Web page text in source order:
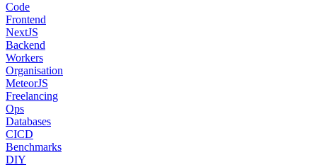
Code
Frontend
NextJS
Backend
Workers
Organisation
MeteorJS
Freelancing
Ops
Databases
CICD
Benchmarks
DIY